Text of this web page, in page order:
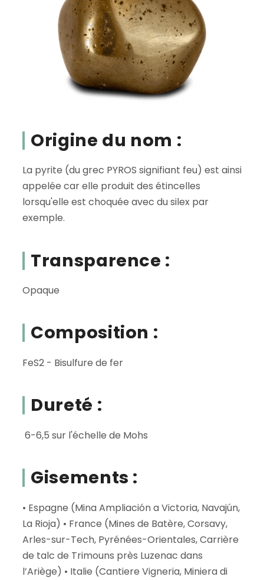
Origine du nom :
La pyrite (du grec PYROS signifiant feu) est ainsi
appelée car elle produit des étincelles
lorsqu'elle est choquée avec du silex par
exemple.
Transparence :
Opaque
Composition :
FeS2 - Bisulfure de fer
Dureté :
6-6,5 sur l'échelle de Mohs
Gisements :
• Espagne (Mina Ampliación a Victoria, Navajún,
La Rioja) • France (Mines de Batère, Corsavy,
Arles-sur-Tech, Pyrénées-Orientales, Carrière
de talc de Trimouns près Luzenac dans
l’Ariège) • Italie (Cantiere Vigneria, Miniera di